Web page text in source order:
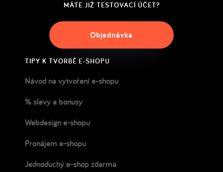
MÁTE JIŽ TESTOVACÍ ÚČET?
Objednávka
TIPY K TVORBĚ E-SHOPU
Návod na vytvoření e-shopu
% slevy a bonusy
Webdesign e-shopu
Pronájem e-shopu
Jednoduchý e-shop zdarma